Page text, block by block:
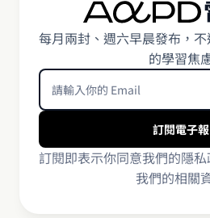
每月兩封、週六早晨發布，
的學習焦
訂閱即表示你同意我們的隱
我們的相關